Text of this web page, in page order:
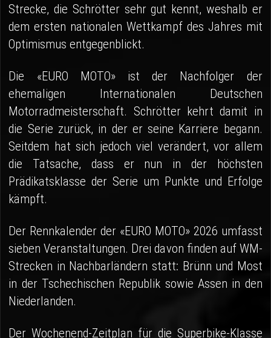
Strecke, die Schrötter sehr gut kennt, weshalb er
dem ersten nationalen Wettkampf des Jahres mit
Optimismus entgegenblickt.
Die «EURO MOTO» ist der Nachfolger der
ehemaligen Internationalen Deutschen
Motorradmeisterschaft. Schrötter kehrt damit in
die Serie zurück, in der er seine Karriere begann.
Seitdem hat sich jedoch viel verändert, vor allem
die Tatsache, dass er nun in der höchsten
Prädikatsklasse der Serie um Punkte und Erfolge
kämpft.
Der Rennkalender der «EURO MOTO» 2026 umfasst
sieben Veranstaltungen. Drei davon finden auf WM-
Strecken in Nachbarländern statt: Brünn und Most
in der Tschechischen Republik sowie Assen in den
Niederlanden.
Der Wochenend-Zeitplan für die Superbike-Klasse